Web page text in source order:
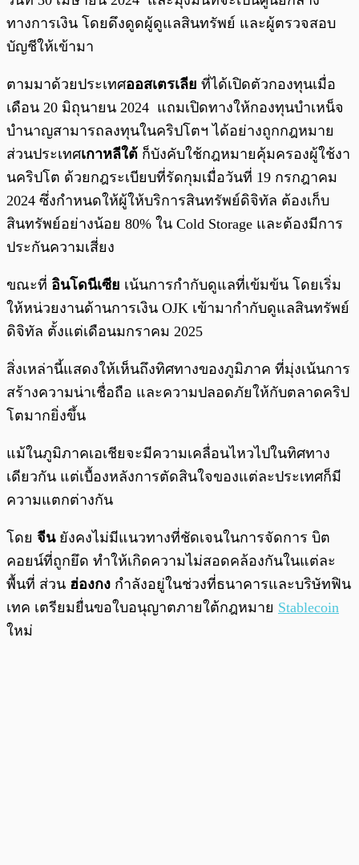
ทางการเงิน โดยดึงดูดผู้ดูแลสินทรัพย์ และผู้ตรวจสอบ
บัญชีให้เข้ามา
ตามมาด้วยประเทศออสเตรเลีย ที่ได้เปิดตัวกองทุนเมื่อ
เดือน 20 มิถุนายน 2024 แถมเปิดทางให้กองทุนบำเหน็จ
บำนาญสามารถลงทุนในคริปโตฯ ได้อย่างถูกกฎหมาย
ส่วนประเทศเกาหลีใต้ ก็บังคับใช้กฎหมายคุ้มครองผู้ใช้งา
นคริปโต ด้วยกฎระเบียบที่รัดกุมเมื่อวันที่ 19 กรกฎาคม
2024 ซึ่งกำหนดให้ผู้ให้บริการสินทรัพย์ดิจิทัล ต้องเก็บ
สินทรัพย์อย่างน้อย 80% ใน Cold Storage และต้องมีการ
ประกันความเสี่ยง
ขณะที่ อินโดนีเซีย เน้นการกำกับดูแลที่เข้มข้น โดยเริ่ม
ให้หน่วยงานด้านการเงิน OJK เข้ามากำกับดูแลสินทรัพย์
ดิจิทัล ตั้งแต่เดือนมกราคม 2025
สิ่งเหล่านี้แสดงให้เห็นถึงทิศทางของภูมิภาค ที่มุ่งเน้นการ
สร้างความน่าเชื่อถือ และความปลอดภัยให้กับตลาดคริป
โตมากยิ่งขึ้น
แม้ในภูมิภาคเอเชียจะมีความเคลื่อนไหวไปในทิศทาง
เดียวกัน แต่เบื้องหลังการตัดสินใจของแต่ละประเทศก็มี
ความแตกต่างกัน
โดย จีนยังคงไม่มีแนวทางที่ชัดเจนในการจัดการ บิต
คอยน์ที่ถูกยึด ทำให้เกิดความไม่สอดคล้องกันในแต่ละ
พื้นที่ ส่วน ฮ่องกง กำลังอยู่ในช่วงที่ธนาคารและบริษัทฟิน
เทค เตรียมยื่นขอใบอนุญาตภายใต้กฎหมาย Stablecoin
ใหม่